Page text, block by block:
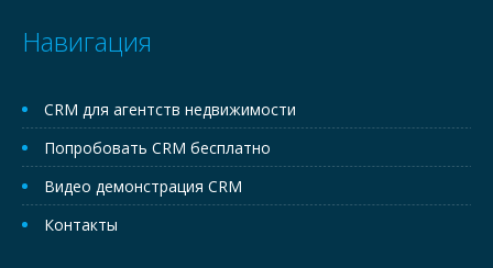
Навигация
CRM для агентств недвижимости
Попробовать CRM бесплатно
Видео демонстрация CRM
Контакты